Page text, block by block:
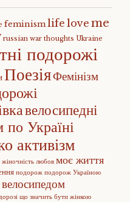
feminismlife love me
russian war thoughts Ukraine
подорожі
ПоезіяФемінізм
велосипедні
по Україні
активізм
жіночність любов моє життя
подорож подорож Україною
що значить бути жінкою